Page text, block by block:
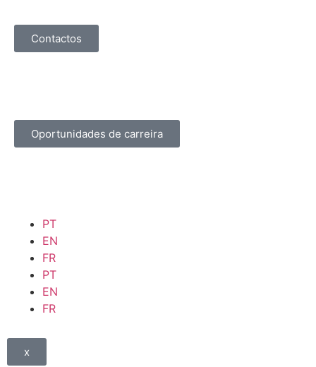
Contactos
Oportunidades de carreira
PT
EN
FR
PT
EN
FR
x